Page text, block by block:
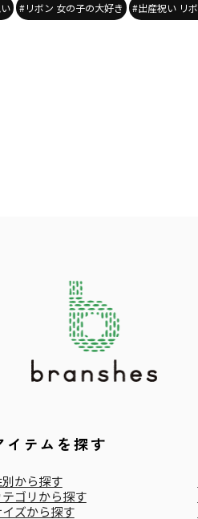
#リボン 女の子の大好き #出産祝い リ
イテムを探す
別から探す
テゴリから探す
イズから探す